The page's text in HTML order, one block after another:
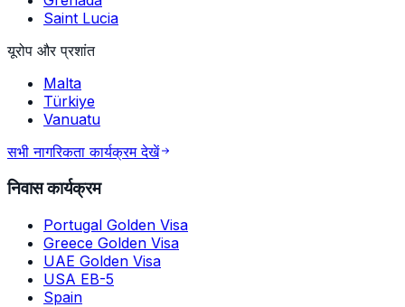
Saint Lucia
यूरोप और प्रशांत
Malta
Türkiye
Vanuatu
सभी नागरिकता कार्यक्रम देखें
निवास कार्यक्रम
Portugal Golden Visa
Greece Golden Visa
UAE Golden Visa
USA EB-5
Spain